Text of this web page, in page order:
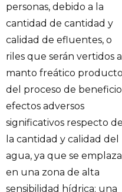
personas, debido a la
cantidad de cantidad y
calidad de efluentes, o
riles que serán vertidos al
manto freático producto
del proceso de
efectos adversos
significativos respecto de
la cantidad y calidad del
agua, ya que se emplaza
en una zona de alta
sensibilidad hídrica; una